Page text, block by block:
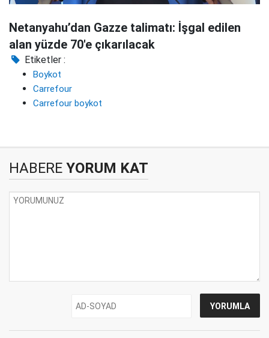
Netanyahu’dan Gazze talimatı: İşgal edilen
alan yüzde 70'e çıkarılacak
Etiketler :
Boykot
Carrefour
Carrefour boykot
HABERE YORUM KAT